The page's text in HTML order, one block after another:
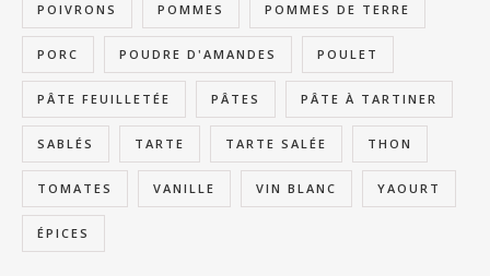
POIVRONS POMMES POMMES DE TERRE
PORC POUDRE D'AMANDES POULET
PÂTE FEUILLETÉE PÂTES PÂTE À TARTINER
SABLÉS TARTE TARTE SALÉE THON
TOMATES VANILLE VIN BLANC YAOURT
ÉPICES